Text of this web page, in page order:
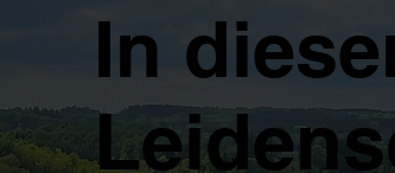
In